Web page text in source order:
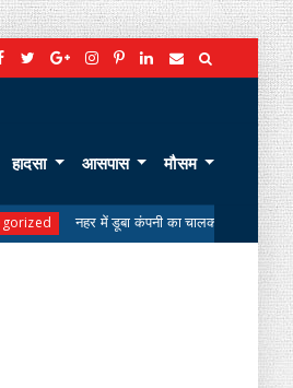
हादसा आसपास मौसम
डूबा कंपनी का चालक, मुआवजे की मांग पर परिजनों का